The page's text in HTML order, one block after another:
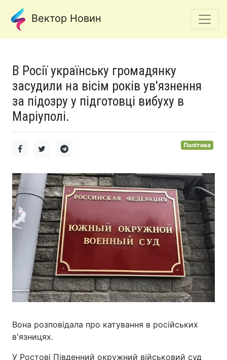
Вектор Новин
В Росії українську громадянку
засудили на вісім років ув'язнення
за підозру у підготовці вибуху в
Маріуполі.
Політика
Вона розповідала про катування в російських
в'язницях.
У Ростові Південний окружний військовий суд